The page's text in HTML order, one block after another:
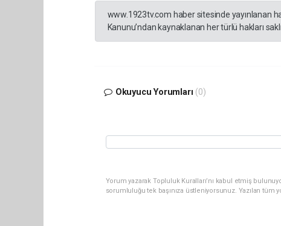
www.1923tv.com haber sitesinde yayınlanan
Kanunu’ndan kaynaklanan her türlü hakları
Okuyucu Yorumları (0)
Yorum yazarak Topluluk Kuralları’nı kabul etmiş
sorumluluğu tek başınıza üstleniyorsunuz. Yazılan